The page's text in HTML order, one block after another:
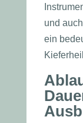
und
ein